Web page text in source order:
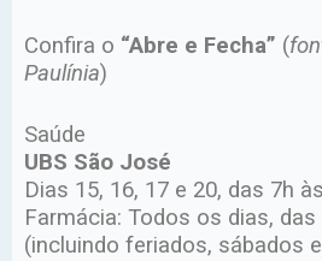
Confira o “Abre e Fecha” (
Paulínia)
Saúde
UBS São José
Dias 15, 16, 17 e 20, das 7h
Farmácia: Todos os dias, das
(incluindo feriados, sábados